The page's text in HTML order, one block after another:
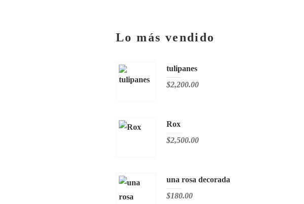
Lo más vendido
tulipanes
$2,200.00
Rox
$2,500.00
una rosa decorada
$180.00